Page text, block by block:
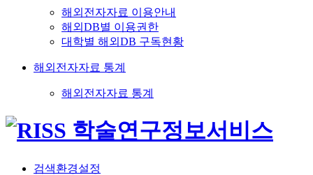
해외전자자료 이용안내
해외DB별 이용권한
대학별 해외DB 구독현황
해외전자자료 통계
해외전자자료 통계
검색환경설정